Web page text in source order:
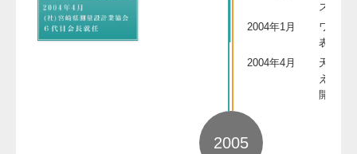
ス全線
2004年1月
ワール
表候補
2004年4月
天皇・
えて第
開催
2005